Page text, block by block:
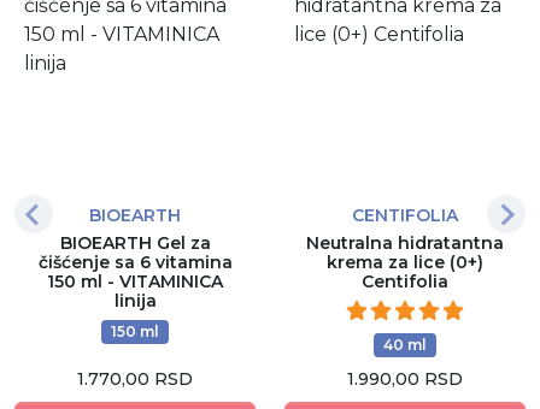
BIOEARTH
BIOEARTH Gel za
čišćenje sa 6 vitamina
150 ml - VITAMINICA
linija
150 ml
1.770,00 RSD
CENTIFOLIA
Neutralna hidratantna
krema za lice (0+)
Centifolia
40 ml
1.990,00 RSD